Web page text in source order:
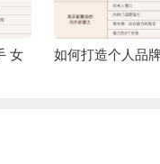
女
如何打造个人品